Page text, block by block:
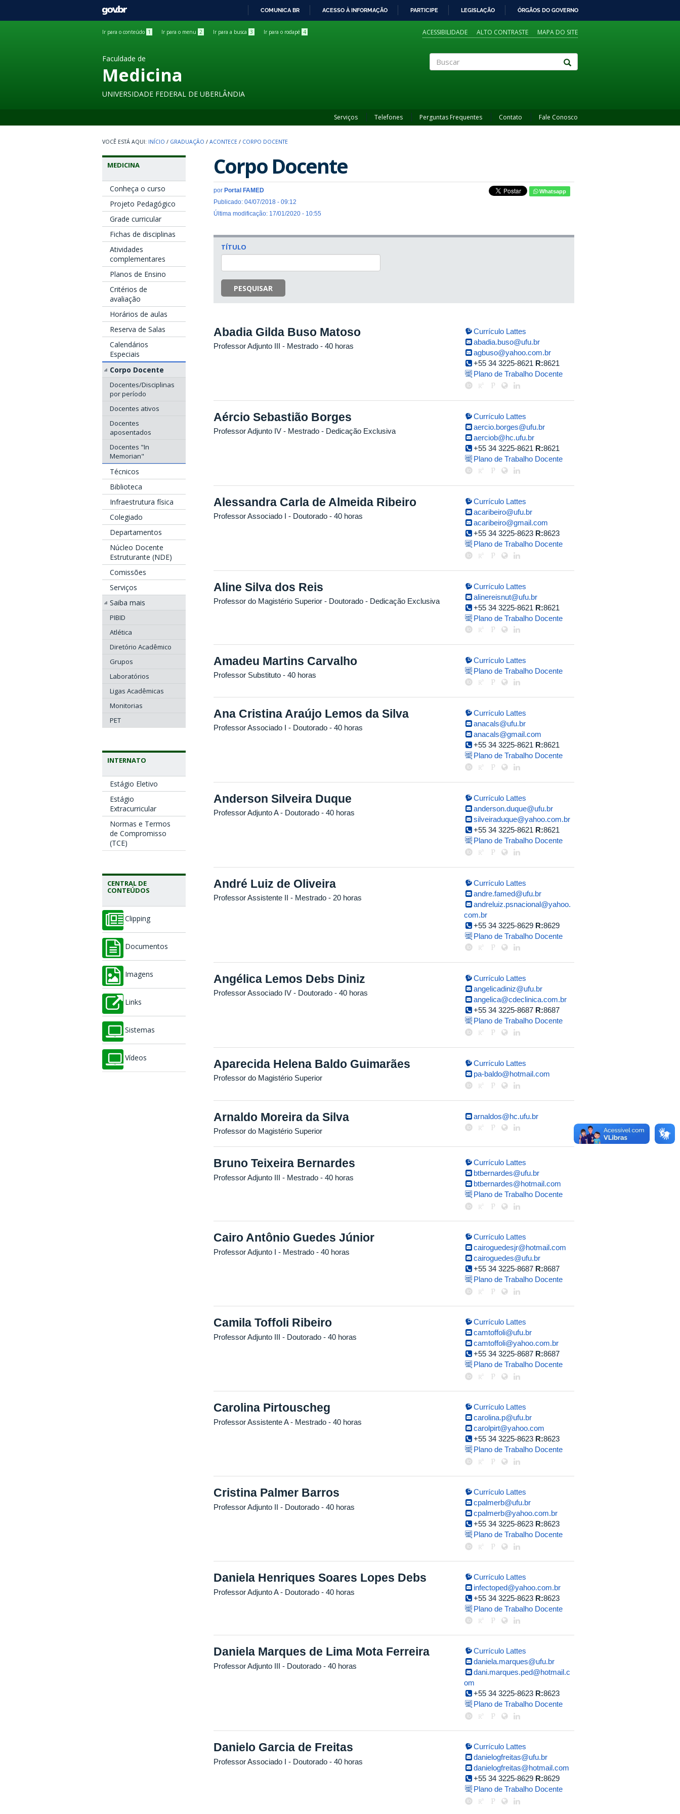
GOVBR
COMUNICA BR ACESSO À INFORMAÇÃO PARTICIPE LEGISLAÇÃO ÓRGÃOS DO GOVERNO
Ir para o conteúdo 1 Ir para o menu 2 Ir para a busca 3 Ir para o rodapé 4 ACESSIBILIDADE ALTO CONTRASTE MAPA DO SITE
Faculdade de
Medicina
UNIVERSIDADE FEDERAL DE UBERLÂNDIA
Serviços Telefones Perguntas Frequentes Contato Fale Conosco
INÍCIO / GRADUAÇÃO / ACONTECE / CORPO DOCENTE
MEDICINA
Conheça o curso
Projeto Pedagógico
Grade curricular
Fichas de disciplinas
Atividades
complementares
Planos de Ensino
Critérios de
avaliação
Horários de aulas
Reserva de Salas
Calendários
Especiais
Corpo Docente
Docentes/Disciplinas
por período
Docentes ativos
Docentes
aposentados
Docentes "In
Memorian"
Técnicos
Biblioteca
Infraestrutura física
Colegiado
Departamentos
Núcleo Docente
Estruturante (NDE)
Comissões
Serviços
Saiba mais
PIBID
Atlética
Diretório Acadêmico
Grupos
Laboratórios
Ligas Acadêmicas
Monitorias
PET
INTERNATO
Estágio Eletivo
Estágio
Extracurricular
Normas e Termos
de Compromisso
(TCE)
CENTRAL DE
CONTEÚDOS
Clipping
Documentos
Imagens
Links
Sistemas
Vídeos
Corpo Docente
por Portal FAMED
Publicado: 04/07/2018 - 09:12
Última modificação: 17/01/2020 - 10:55
Whatsapp
TÍTULO
PESQUISAR
Abadia Gilda Buso Matoso
Professor Adjunto III - Mestrado - 40 horas
Currículo Lattes
abadia.buso@ufu.br
agbuso@yahoo.com.br
+55 34 3225-8621 R:8621
Plano de Trabalho Docente
Aércio Sebastião Borges
Professor Adjunto IV - Mestrado - Dedicação Exclusiva
Currículo Lattes
aercio.borges@ufu.br
aerciob@hc.ufu.br
+55 34 3225-8621 R:8621
Plano de Trabalho Docente
Alessandra Carla de Almeida Ribeiro
Professor Associado I - Doutorado - 40 horas
Currículo Lattes
acaribeiro@ufu.br
acaribeiro@gmail.com
+55 34 3225-8623 R:8623
Plano de Trabalho Docente
Aline Silva dos Reis
Professor do Magistério Superior - Doutorado - Dedicação Exclusiva
Currículo Lattes
alinereisnut@ufu.br
+55 34 3225-8621 R:8621
Plano de Trabalho Docente
Amadeu Martins Carvalho
Professor Substituto - 40 horas
Currículo Lattes
Plano de Trabalho Docente
Ana Cristina Araújo Lemos da Silva
Professor Associado I - Doutorado - 40 horas
Currículo Lattes
anacals@ufu.br
anacals@gmail.com
+55 34 3225-8621 R:8621
Plano de Trabalho Docente
Anderson Silveira Duque
Professor Adjunto A- Doutorado - 40 horas
Currículo Lattes
anderson.duque@ufu.br
silveiraduque@yahoo.com.br
+55 34 3225-8621 R:8621
Plano de Trabalho Docente
André Luiz de Oliveira
Professor Assistente II - Mestrado - 20 horas
Currículo Lattes
andre.famed@ufu.br
andreluiz.psnacional@yahoo.
com.br
+55 34 3225-8629 R:8629
Plano de Trabalho Docente
Angélica Lemos Debs Diniz
Professor Associado IV - Doutorado - 40 horas
Currículo Lattes
angelicadiniz@ufu.br
angelica@cdeclinica.com.br
+55 34 3225-8687 R:8687
Plano de Trabalho Docente
Aparecida Helena Baldo Guimarães
Professor do Magistério Superior
Currículo Lattes
pa-baldo@hotmail.com
Arnaldo Moreira da Silva
Professor do Magistério Superior
arnaldos@hc.ufu.br
Bruno Teixeira Bernardes
Professor Adjunto III - Mestrado - 40 horas
Currículo Lattes
btbernardes@ufu.br
btbernardes@hotmail.com
Plano de Trabalho Docente
Cairo Antônio Guedes Júnior
Professor Adjunto I - Mestrado - 40 horas
Currículo Lattes
cairoguedesjr@hotmail.com
cairoguedes@ufu.br
+55 34 3225-8687 R:8687
Plano de Trabalho Docente
Camila Toffoli Ribeiro
Professor Adjunto III - Doutorado - 40 horas
Currículo Lattes
camtoffoli@ufu.br
camtoffoli@yahoo.com.br
+55 34 3225-8687 R:8687
Plano de Trabalho Docente
Carolina Pirtouscheg
Professor Assistente A- Mestrado - 40 horas
Currículo Lattes
carolina.p@ufu.br
carolpirt@yahoo.com
+55 34 3225-8623 R:8623
Plano de Trabalho Docente
Cristina Palmer Barros
Professor Adjunto II - Doutorado - 40 horas
Currículo Lattes
cpalmerb@ufu.br
cpalmerb@yahoo.com.br
+55 34 3225-8623 R:8623
Plano de Trabalho Docente
Daniela Henriques Soares Lopes Debs
Professor Adjunto A- Doutorado - 40 horas
Currículo Lattes
infectoped@yahoo.com.br
+55 34 3225-8623 R:8623
Plano de Trabalho Docente
Daniela Marques de Lima Mota Ferreira
Professor Adjunto III - Doutorado - 40 horas
Currículo Lattes
daniela.marques@ufu.br
dani.marques.ped@hotmail.c
om
+55 34 3225-8623 R:8623
Plano de Trabalho Docente
Danielo Garcia de Freitas
Professor Associado I - Doutorado - 40 horas
Currículo Lattes
danielogfreitas@ufu.br
danielogfreitas@hotmail.com
+55 34 3225-8629 R:8629
Plano de Trabalho Docente